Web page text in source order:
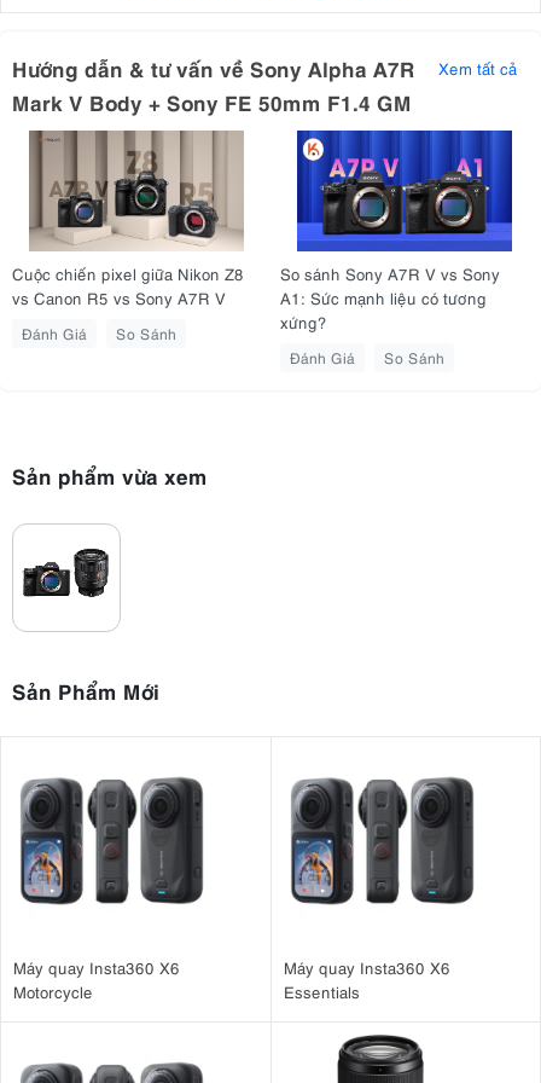
2. Thông Số Kỹ Thuật Nổi Bật Của Sony
Cảm biến
Bộ xử lý : BIONZ XR
Tự động lấy nét
điểm phát hiện pha
Hệ thống ổn định thân máy
Kính ngắm
triệu điểm ảnh)
Chụp liên tục
UHS-II
Thời lượng pin: 440 ảnh (EVF) / 530 ảnh (LCD)
Kết nối : Wi-Fi, Bluetooth, USB-C (10Gbps), Micro HDMI
Vật liệu chế tạo : Hợp kim magie, chống chịu thời tiết
Trọng lượng : 723g (bao gồm pin và thẻ nhớ)
3.1. Ưu điểm
Cảm biến 61MP mang lại chi tiết đáng kinh ngạc
Tự động lấy nét AI đột phá: Nhanh, thông minh và bám nét
Chống rung 8 stop cực kỳ ấn tượng
Hướng dẫn & tư vấn về Sony Alpha A7R
Mark V Body + Sony FE 50mm F1.4 GM
Xem tất cả
Cuộc chiến pixel giữa Nikon Z8
vs Canon R5 vs Sony A7R V
Đánh Giá So Sánh
So sánh Sony A7R V vs Sony
A1: Sức mạnh liệu có tương
xứng?
Đánh Giá So Sánh
Sản phẩm vừa xem
Sản Phẩm Mới
Máy quay Insta360 X6
Motorcycle
Máy quay Insta360 X6
Essentials